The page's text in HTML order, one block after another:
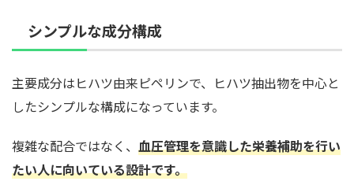
シンプルな成分構成
主要成分はヒハツ由来ピペリンで、ヒハツ抽出物を中心と
したシンプルな構成になっています。
複雑な配合ではなく、 血圧管理を意識した栄養補助を行い
たい人に向いている設計です。